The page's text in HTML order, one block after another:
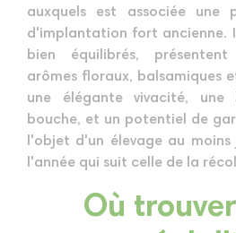
auxquels est associée une
d'implantation fort ancienne.
bien équilibrés,
arômes floraux, balsamiques
une élégante vivacité, une
bouche, et un potentiel de
l'objet d'un élevage au
l'année qui suit celle de la
Où